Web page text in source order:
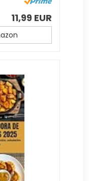
11,99 EUR